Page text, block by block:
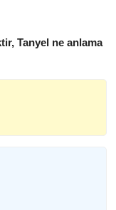
Tanyel ne anlama